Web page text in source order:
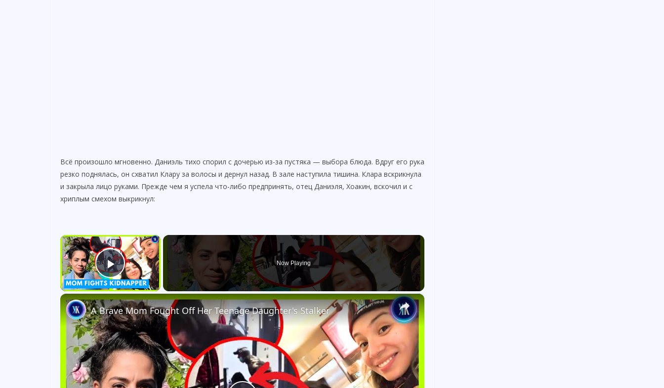
Всё произошло мгновенно. Даниэль тихо спорил с дочерью из-за пустяка — выбора блюда. Вдруг его рука
резко поднялась, он схватил Клару за волосы и дернул назад. В зале наступила тишина. Клара вскрикнула
и закрыла лицо руками. Прежде чем я успела что-либо предпринять, отец Даниэля, Хоакин, вскочил и с
хриплым смехом выкрикнул:
×
Play Video
Now Playing
×
A Brave Mom Fought Off Her Teenage Daughter's Stalker